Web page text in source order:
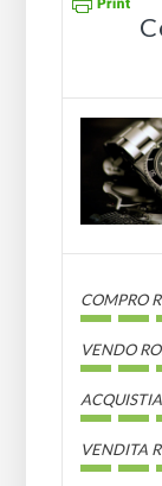
COMPRO
VENDO
VENDITA